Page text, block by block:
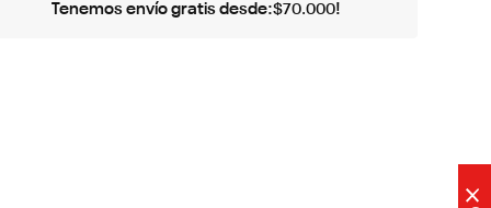
×
Tenemos envío gratis desde:$70.000!